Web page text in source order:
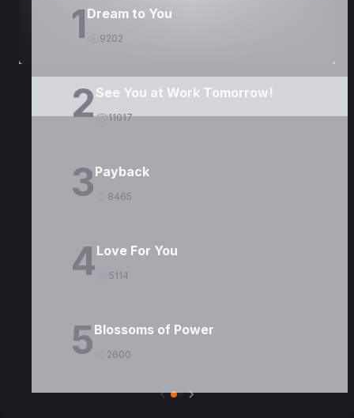
1 Dream to You
9202
2See You at Work Tomorrow!
11017
3Payback
8465
4Love For You
5114
5Blossoms of Power
2600